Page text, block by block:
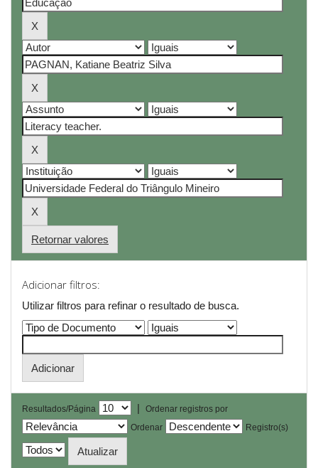
Retornar valores
Adicionar filtros:
Utilizar filtros para refinar o resultado de busca.
Resultados/Página |
Ordenar registros por
Ordenar
Registro(s)